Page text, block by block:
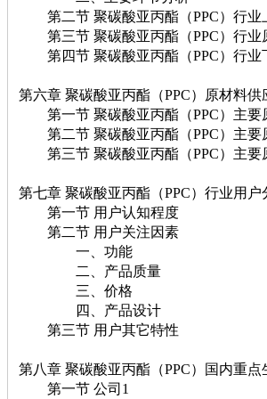
第二节 聚碳酸亚丙酯（PPC）行业
第三节 聚碳酸亚丙酯（PPC）行业
第四节 聚碳酸亚丙酯（PPC）行业
第六章 聚碳酸亚丙酯（PPC）原材料供
第一节 聚碳酸亚丙酯（PPC）主要
第二节 聚碳酸亚丙酯（PPC）主要
第三节 聚碳酸亚丙酯（PPC）主要
第七章 聚碳酸亚丙酯（PPC）行业用户
第一节 用户认知程度
第二节 用户关注因素
一、功能
二、产品质量
三、价格
四、产品设计
第三节 用户其它特性
第八章 聚碳酸亚丙酯（PPC）国内重点
第一节 公司1